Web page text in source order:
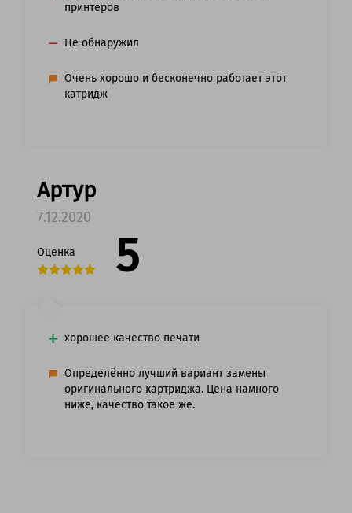
принтеров
Не обнаружил
Очень хорошо и бесконечно работает этот
катридж
Артур
7.12.2020
Оценка 5
хорошее качество печати
Определённо лучший вариант замены
оригинального картриджа. Цена намного
ниже, качество такое же.